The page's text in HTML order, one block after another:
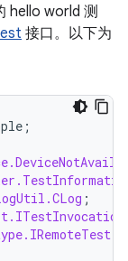
hello world 测
接口。以下为
;
;